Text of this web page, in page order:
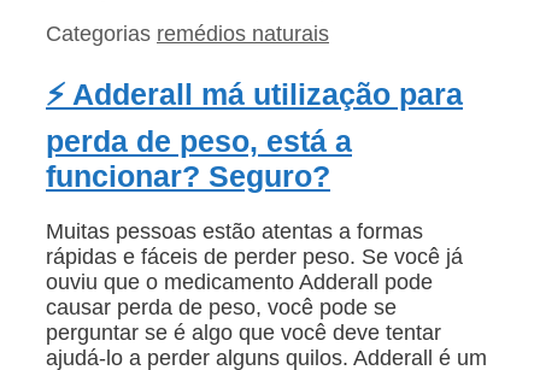
Categorias remédios naturais
⚡ Adderall má utilização para
perda de peso, está a
funcionar? Seguro?
Muitas pessoas estão atentas a formas
rápidas e fáceis de perder peso. Se você já
ouviu que o medicamento Adderall pode
causar perda de peso, você pode se
perguntar se é algo que você deve tentar
ajudá-lo a perder alguns quilos. Adderall é um